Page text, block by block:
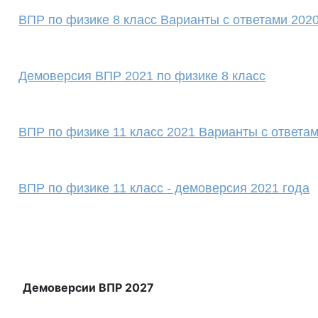
ВПР по физике 8 класс Варианты с ответами
Демоверсия ВПР 2021 по физике 8 класс
ВПР по физике 11 класс 2021 Варианты с
ВПР по физике 11 класс - демоверсия 2021 года
Демоверсии ВПР 2027